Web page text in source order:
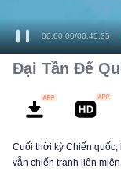
Đại Tần Đế
Cuối thời kỳ Chiến
vẫn chiến tranh liên